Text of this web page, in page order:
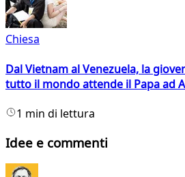
Chiesa
Dal Vietnam al Venezuela, la
tutto il mondo attende il Papa ad
1 min di lettura
Idee e commenti